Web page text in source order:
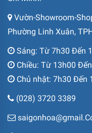
Vườn-Showroom-
Phường Linh Xuân,
Sáng: Từ 7h30 Đến
Chiều: Từ 13h00
Chủ nhật: 7h30 Đến
(028) 3720 3389